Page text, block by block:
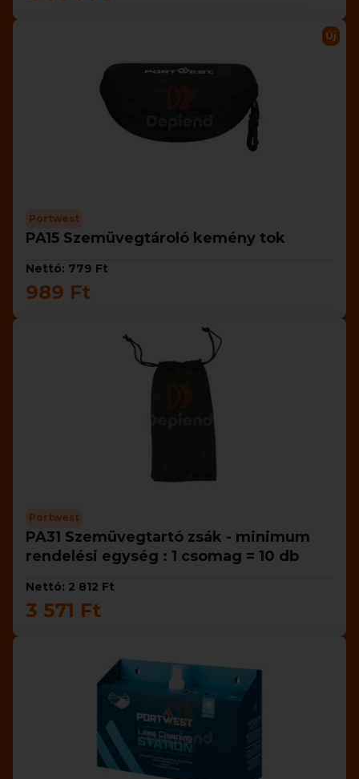
Új
Portwest
PA15 Szemüvegtároló kemény tok
Nettó: 779 Ft
989 Ft
Portwest
PA31 Szemüvegtartó zsák - minimum
rendelési egység : 1 csomag = 10 db
Nettó: 2 812 Ft
3 571 Ft